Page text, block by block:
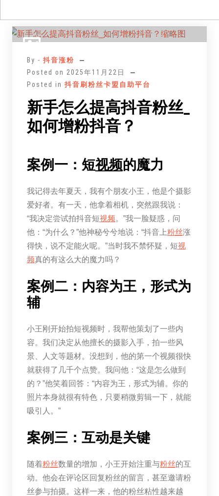
By - 抖音涨粉
Posted on 2025年11月22日
Posted in 抖音刷粉丝卡盟自助平台
新手怎么提高抖音粉丝_
如何增粉抖音？
案例一：短视频的魔力
我记得去年夏天，我有个朋友小王，他是个摄影
爱好者。有一天，他拿着相机，突然跟我说：
“我决定尝试拍抖音短视频。”我一脸疑惑，问
他：“为什么？”他神秘兮兮地说：“抖音上粉丝涨
得快，说不定能火呢。”当时我不禁怀疑，短视
频真的有这么大的魔力吗？
案例二：内容为王，形式为
辅
小王刚开始拍短视频时，我帮他策划了一些内
容。我们决定从他擅长的摄影入手，拍一些风
景、人文等题材。没想到，他的第一个视频很快
就获得了几千个点赞。我问他：“这是怎么做到
的？”他笑着回答：“内容为王，形式为辅。你的
照片本身就很有特色，只要稍微剪辑一下，就能
吸引人。”
案例三：互动是关键
随着粉丝数量的增加，小王开始注重与粉丝的互
动。他会在评论区回复粉丝的留言，甚至邀请粉
丝参与拍摄。这样一来，他的粉丝粘性越来越